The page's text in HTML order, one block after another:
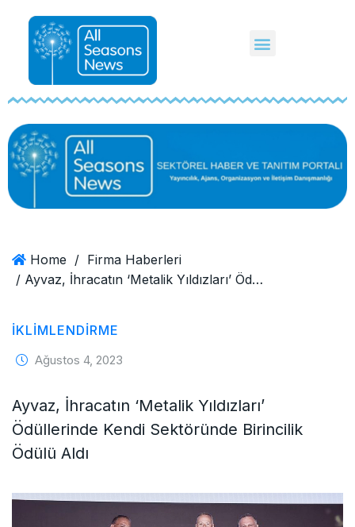
Home / Firma Haberleri
/ Ayvaz, İhracatın ‘Metalik Yıldızları’ Ödüllerinde Kendi Sektöründe Birincilik Ödülü Aldı
İKLIMLENDIRME
Ağustos 4, 2023
Ayvaz, İhracatın ‘Metalik Yıldızları’
Ödüllerinde Kendi Sektöründe Birincilik
Ödülü Aldı